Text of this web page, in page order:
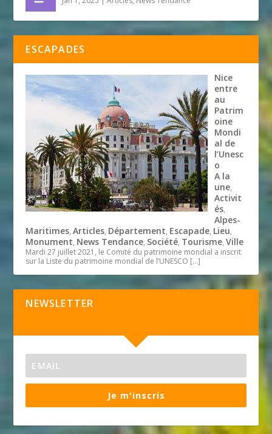
ESCAPADES
Nice
entre
au
Patrim
oine
Mondi
al de
l’Unesc
o
A la
une,
Activit
és,
Alpes-
Maritimes,Articles, Département, Escapade, Lieu,
Monument, News Tendance, Société, Tourisme,Ville
Mardi 27 juillet 2021, le Comité du patrimoine mondial a inscrit
sur la Liste du patrimoine mondial de l’UNESCO […]
NEWSLETTER
Je m'inscris